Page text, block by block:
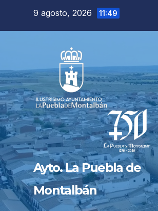
9 agosto, 2026 11:49
Ayto. La Puebla de
Montalbán